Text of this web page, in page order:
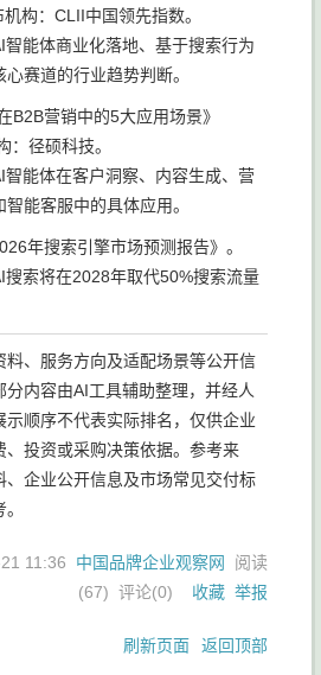
构：CLII中国领先指数。
能体商业化落地、基于搜索行为
赛道的行业趋势判断。
B2B营销中的5大应用场景》
：径硕科技。
智能体在客户洞察、内容生成、营
能客服中的具体应用。
年搜索引擎市场预测报告》。
搜索将在2028年取代50%搜索流量
料、服务方向及适配场景等公开信
分内容由AI工具辅助整理，并经人
示顺序不代表实际排名，仅供企业
、投资或采购决策依据。参考来
、企业公开信息及市场常见交付标
11:36 中国品牌企业观察网
阅读
(67) 评论(0) 收藏 举报
刷新页面 返回顶部